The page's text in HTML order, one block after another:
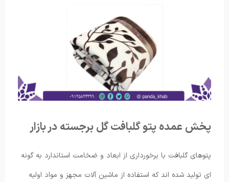
پخش عمده پتو گلبافت گل برجسته در بازار
پتوهای گلبافت با برخورداری از ابعاد و ضخامت استاندارد به گونه
ای تولید شده اند که استفاده از ماشین آلات مجهز و مواد اولیه